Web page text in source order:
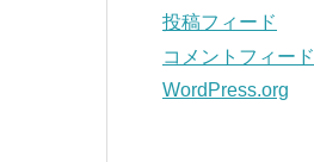
投稿フィード
コメントフィード
WordPress.org